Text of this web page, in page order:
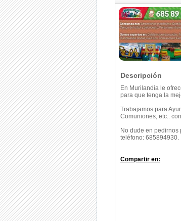
Descripción
En Murilandia le
para que tenga la
Trabajamos para
Comuniones, etc..
No dude en pedirnos
teléfono: 685894930.
Compartir en: